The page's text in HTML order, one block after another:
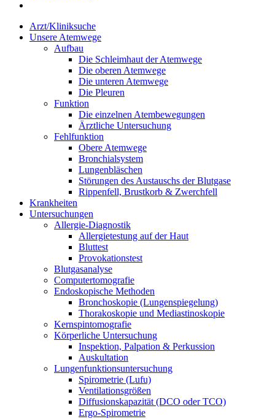
Arzt/Kliniksuche
Unsere Atemwege
Aufbau
Die Schleimhaut der Atemwege
Die oberen Atemwege
Die unteren Atemwege
Die Pleuren
Funktion
Die einzelnen Atembewegungen
Ärztliche Untersuchung
Fehlfunktion
Obere Atemwege
Bronchialsystem
Lungenbläschen
Störungen des Austauschs der Blutgase
Rippenfell, Brustkorb & Zwerchfell
Krankheiten
Untersuchungen
Allergie-Diagnostik
Allergietestung auf der Haut
Bluttest
Provokationstest
Blutgasanalyse
Computertomografie
Endoskopische Methoden
Bronchoskopie (Lungenspiegelung)
Thorakoskopie und Mediastinoskopie
Kernspintomografie
Körperliche Untersuchung
Inspektion, Palpation & Perkussion
Auskultation
Lungenfunktionsuntersuchung
Spirometrie (Lufu)
Ventilationsgrößen
Diffusionskapazität (DCO oder TCO)
Ergo-Spirometrie